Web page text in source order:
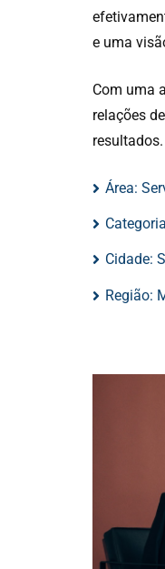
e uma
Com uma
relações
resultados.
Área:
Cidade:
Região: